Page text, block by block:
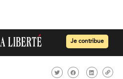
Je contribue